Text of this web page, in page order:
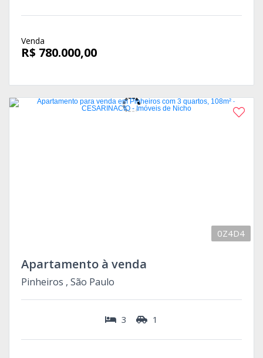
Venda
R$ 780.000,00
0Z4D4
Apartamento à venda
Pinheiros , São Paulo
3 1